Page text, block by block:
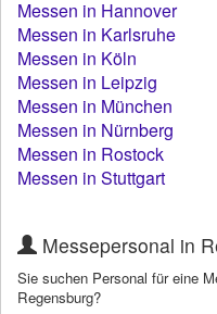
Messen in Hannover
Messen in Karlsruhe
Messen in Köln
Messen in Leipzig
Messen in München
Messen in Nürnberg
Messen in Rostock
Messen in Stuttgart
Messepersonal in
Sie suchen Personal für eine
Regensburg?